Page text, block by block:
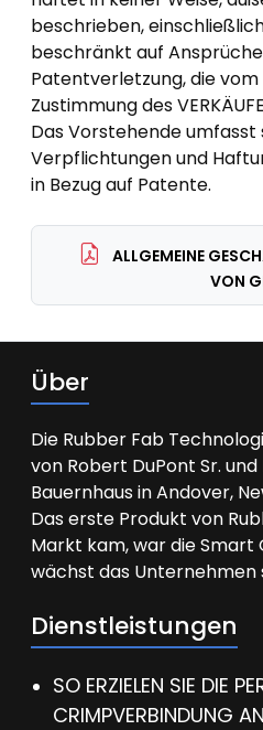
beschrieben,
beschränkt auf
Patentverletzung, die vom
Zustimmung des
Das Vorstehende
Verpflichtungen und
in Bezug auf Patente.
ALLGEMEINE
VON
Über
Die Rubber Fab
von Robert DuPont Sr.
Bauernhaus in Andover,
Das erste Produkt von
Markt kam, war die Smart
wächst das
Dienstleistungen
SO ERZIELEN SIE DIE
CRIMPVERBINDUNG